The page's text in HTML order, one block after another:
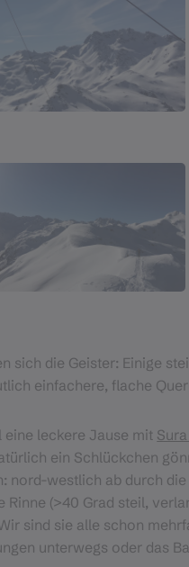
sich die Geister: Einige
einfachere, flache
eine leckere Jause mit
ein Schlückchen
nord-westlich ab durch
(>40 Grad steil,
sind sie alle schon
unterwegs oder das